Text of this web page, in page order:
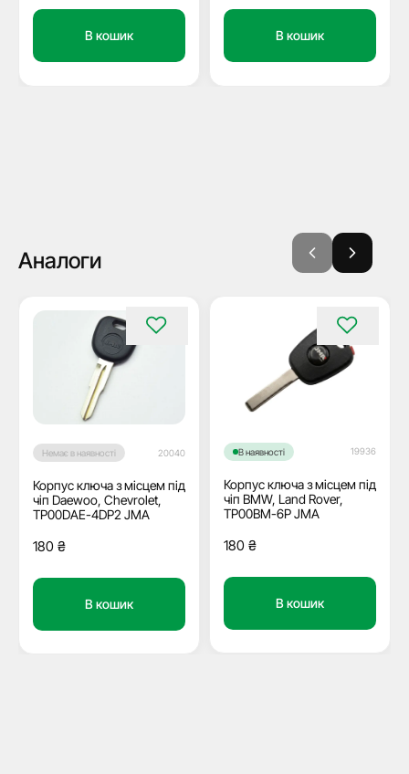
В кошик В кошик
Аналоги
Немає в наявності 20040
Корпус ключа з місцем під
чіп Daewoo, Chevrolet,
TP00DAE-4DP2 JMA
180 ₴
В кошик
В наявності 19936
Корпус ключа з місцем під
чіп BMW, Land Rover,
TP00BM-6P JMA
180 ₴
В кошик